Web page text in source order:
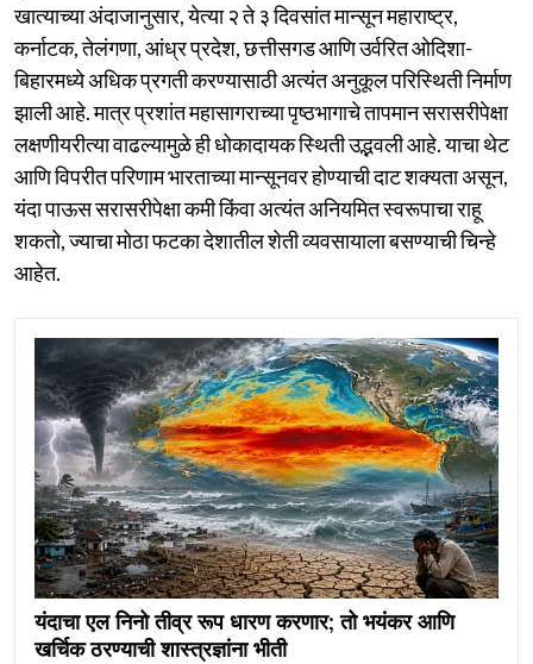
खात्याच्या अंदाजानुसार, येत्या २ ते ३ दिवसांत मान्सून महाराष्ट्र,
कर्नाटक, तेलंगणा, आंध्र प्रदेश, छत्तीसगड आणि उर्वरित ओदिशा-
बिहारमध्ये अधिक प्रगती करण्यासाठी अत्यंत अनुकूल परिस्थिती निर्माण
झाली आहे. मात्र प्रशांत महासागराच्या पृष्ठभागाचे तापमान सरासरीपेक्षा
लक्षणीयरीत्या वाढल्यामुळे ही धोकादायक स्थिती उद्भवली आहे. याचा थेट
आणि विपरीत परिणाम भारताच्या मान्सूनवर होण्याची दाट शक्यता असून,
यंदा पाऊस सरासरीपेक्षा कमी किंवा अत्यंत अनियमित स्वरूपाचा राहू
शकतो, ज्याचा मोठा फटका देशातील शेती व्यवसायाला बसण्याची चिन्हे
आहेत.
यंदाचा एल निनो तीव्र रूप धारण करणार; तो भयंकर आणि
खर्चिक ठरण्याची शास्त्रज्ञांना भीती